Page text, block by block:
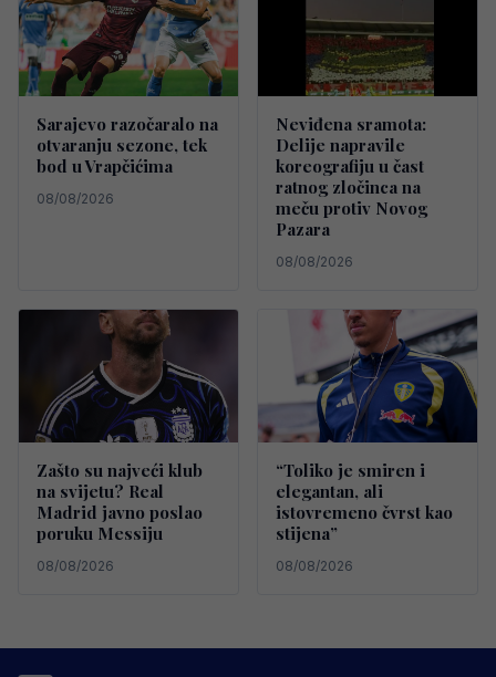
Sarajevo razočaralo na
otvaranju sezone, tek
bod u Vrapčićima
08/08/2026
Neviđena sramota:
Delije napravile
koreografiju u čast
ratnog zločinca na
meču protiv Novog
Pazara
08/08/2026
Zašto su najveći klub
na svijetu? Real
Madrid javno poslao
poruku Messiju
08/08/2026
“Toliko je smiren i
elegantan, ali
istovremeno čvrst kao
stijena”
08/08/2026